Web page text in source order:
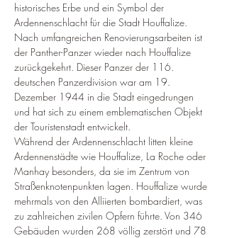
historisches Erbe und ein Symbol der
Ardennenschlacht für die Stadt Houffalize.
Nach umfangreichen Renovierungsarbeiten ist
der Panther-Panzer wieder nach Houffalize
zurückgekehrt. Dieser Panzer der 116.
deutschen Panzerdivision war am 19.
Dezember 1944 in die Stadt eingedrungen
und hat sich zu einem emblematischen Objekt
der Touristenstadt entwickelt.
Während der Ardennenschlacht litten kleine
Ardennenstädte wie Houffalize, La Roche oder
Manhay besonders, da sie im Zentrum von
Straßenknotenpunkten lagen. Houffalize wurde
mehrmals von den Alliierten bombardiert, was
zu zahlreichen zivilen Opfern führte. Von 346
Gebäuden wurden 268 völlig zerstört und 78